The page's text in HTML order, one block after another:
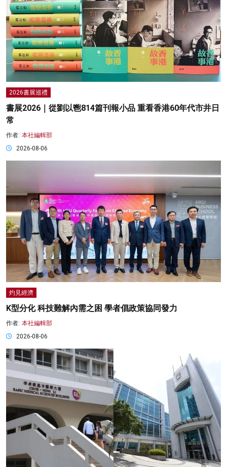
2026書展巡禮
書展2026｜從劉以鬯814篇刊報小品 重看香港60年代市井日
常
作者: 本社編輯部
2026-08-06
灼見經濟
K型分化 科技難解內需之困 學者倡政策協同發力
作者: 本社編輯部
2026-08-06